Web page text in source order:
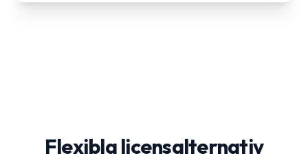
Flexibla licensalternativ